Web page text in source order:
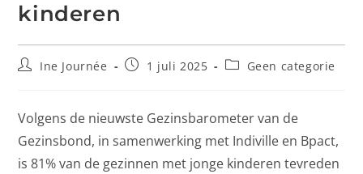
kinderen
Ine Journée 1 juli 2025 Geen categorie
Volgens de nieuwste Gezinsbarometer van de
Gezinsbond, in samenwerking met Indiville en Bpact,
is 81% van de gezinnen met jonge kinderen tevreden